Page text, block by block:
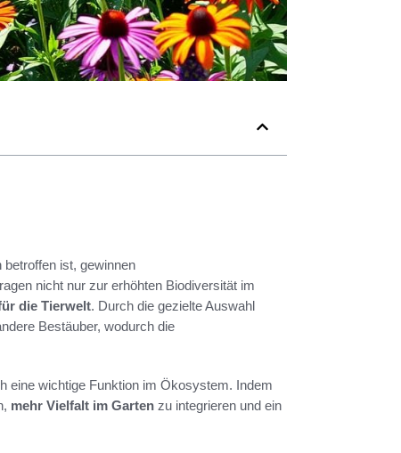
ist, gewinnen
nicht nur zur erhöhten Biodiversität im
die Tierwelt. Durch die gezielte Auswahl
Bestäuber, wodurch die
eine wichtige Funktion im Ökosystem. Indem
mehr Vielfalt im Garten zu integrieren und ein